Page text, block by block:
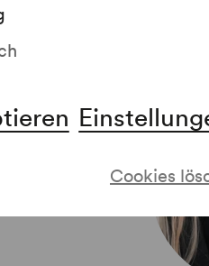
Cookies
ist auch in